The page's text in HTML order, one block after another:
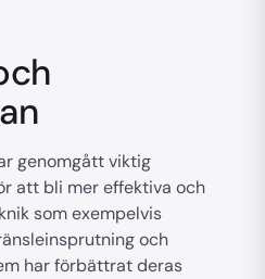
genomgått viktig
att bli mer effektiva och
som exempelvis
och
har förbättrat deras